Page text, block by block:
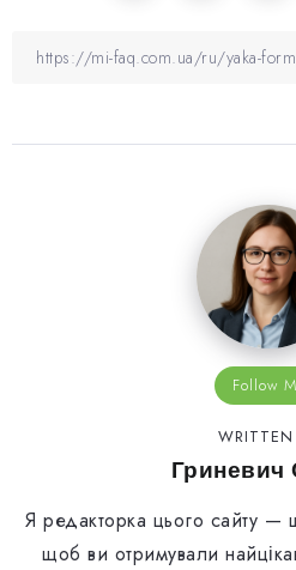
Follow
WRITTEN
Гриневич
Я редакторка цього сайту
щоб ви отримували